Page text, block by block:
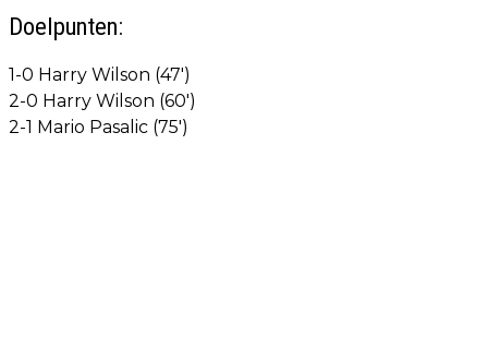
Doelpunten:
1-0 Harry Wilson (47')
2-0 Harry Wilson (60')
2-1 Mario Pasalic (75')